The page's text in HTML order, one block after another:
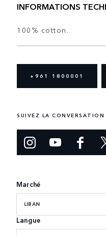
INFORMATIONS
100% cotton.
+961 1800001
SUIVEZ LA CONVERSATION
Marché
LIBAN
Langue